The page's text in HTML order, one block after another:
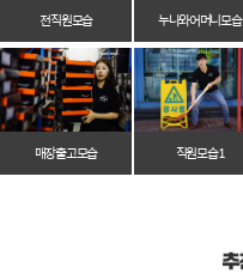
전 직원 모습 누나와 어머니 모습
매장 출고 모습 직원 모습 1